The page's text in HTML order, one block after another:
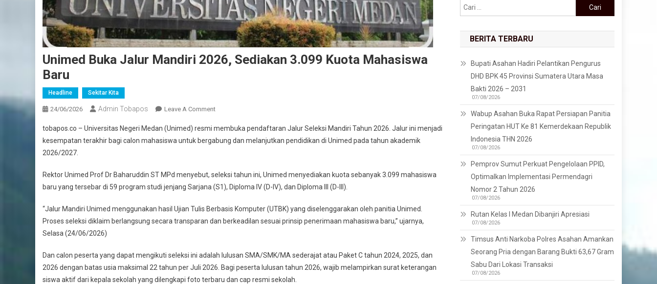
Unimed Buka Jalur Mandiri 2026, Sediakan 3.099 Kuota Mahasiswa
Baru
Headline Sekitar Kita
24/06/2026 Admin Tobapos Leave A Comment
tobapos.co – Universitas Negeri Medan (Unimed) resmi membuka pendaftaran Jalur Seleksi Mandiri Tahun 2026. Jalur ini menjadi
kesempatan terakhir bagi calon mahasiswa untuk bergabung dan melanjutkan pendidikan di Unimed pada tahun akademik
2026/2027.
Rektor Unimed Prof Dr Baharuddin ST MPd menyebut, seleksi tahun ini, Unimed menyediakan kuota sebanyak 3.099 mahasiswa
baru yang tersebar di 59 program studi jenjang Sarjana (S1), Diploma IV (D-IV), dan Diploma III (D-III).
“Jalur Mandiri Unimed menggunakan hasil Ujian Tulis Berbasis Komputer (UTBK) yang diselenggarakan oleh panitia Unimed.
Proses seleksi diklaim berlangsung secara transparan dan berkeadilan sesuai prinsip penerimaan mahasiswa baru,” ujarnya,
Selasa (24/06/2026)
Dan calon peserta yang dapat mengikuti seleksi ini adalah lulusan SMA/SMK/MA sederajat atau Paket C tahun 2024, 2025, dan
2026 dengan batas usia maksimal 22 tahun per Juli 2026. Bagi peserta lulusan tahun 2026, wajib melampirkan surat keterangan
siswa aktif dari kepala sekolah yang dilengkapi foto terbaru dan cap resmi sekolah.
Cari untuk:
BERITA TERBARU
Bupati Asahan Hadiri Pelantikan Pengurus
DHD BPK 45 Provinsi Sumatera Utara Masa
Bakti 2026 – 2031
07/08/2026
Wabup Asahan Buka Rapat Persiapan Panitia
Peringatan HUT Ke 81 Kemerdekaan Republik
Indonesia THN 2026
07/08/2026
Pemprov Sumut Perkuat Pengelolaan PPID,
Optimalkan Implementasi Permendagri
Nomor 2 Tahun 2026
07/08/2026
Rutan Kelas I Medan Dibanjiri Apresiasi
07/08/2026
Timsus Anti Narkoba Polres Asahan Amankan
Seorang Pria dengan Barang Bukti 63,67 Gram
Sabu Dari Lokasi Transaksi
07/08/2026